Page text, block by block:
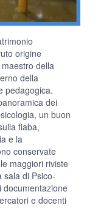
origine
della
della
pedagogica.
dei
un buon
fiaba,
e la
conservate
maggiori riviste
sala di Psico-
documentazione
e docenti